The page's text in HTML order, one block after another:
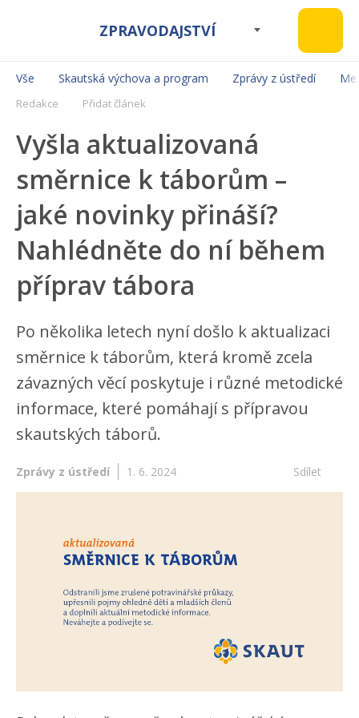
ZPRAVODAJSTVÍ
Vše Skautská výchova a program Zprávy z ústředí
Redakce Přidat článek
Vyšla aktualizovaná
směrnice k táborům –
jaké novinky přináší?
Nahlédněte do ní během
příprav tábora
Po několika letech nyní došlo k aktualizaci
směrnice k táborům, která kromě zcela
závazných věcí poskytuje i různé metodické
informace, které pomáhají s přípravou
skautských táborů.
Zprávy z ústředí 1. 6. 2024 Sdílet